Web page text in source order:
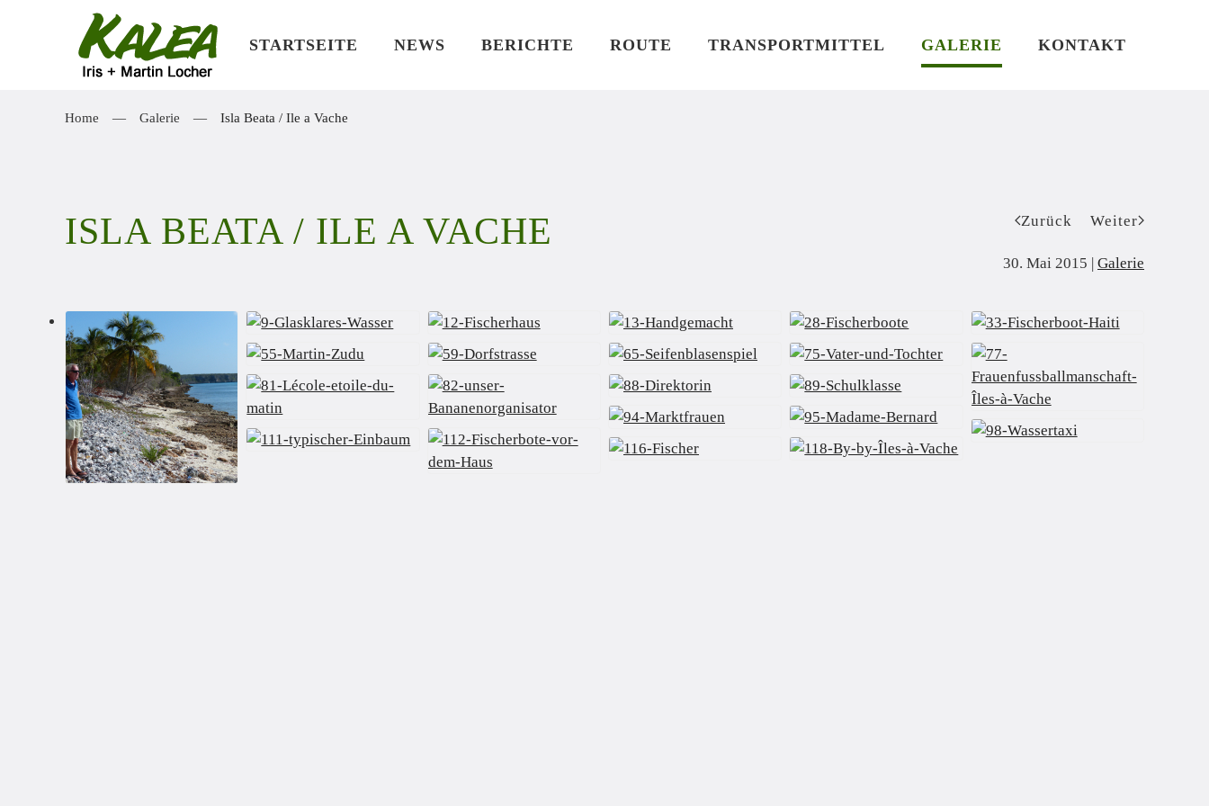
Zum Hauptinhalt springen STARTSEITE NEWS BERICHTE ROUTE TRANSPORTMITTEL GALERIE KONTAKT
Home Galerie Isla Beata / Ile a Vache
ISLA BEATA / ILE A VACHE Zurück Weiter
30. Mai 2015 |Galerie